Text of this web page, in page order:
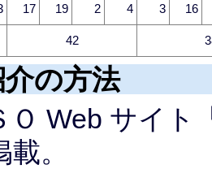
17 19 2 4 3 16
42
介の方法
Ｏ Web サイ
。